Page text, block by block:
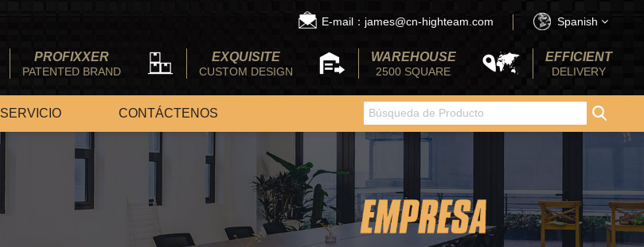
Spanish
E-mail：james@cn-highteam.com
PROFIXXER
PATENTED BRAND
EXQUISITE
CUSTOM DESIGN
WAREHOUSE
2500 SQUARE
EFFICIENT
DELIVERY
SERVICIO CONTÁCTENOS